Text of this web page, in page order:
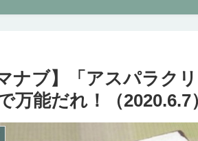
マナブ】「アスパラク
万能だれ！（2020.6.7